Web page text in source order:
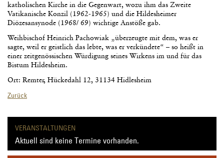
katholischen Kirche in die Gegenwart, wozu ihm das Zweite
Vatikanische Konzil (1962-1965) und die Hildesheimer
Diözesansynode (1968/ 69) wichtige Anstöße gab.
Weihbischof Heinrich Pachowiak „überzeugte mit dem, was er
sagte, weil er geistlich das lebte, was er verkündete“ – so heißt in
einer zeitgenössischen Würdigung seines Wirkens im und für das
Bistum Hildesheim.
Ort: Remter, Hückedahl 12, 31134 Hidlesheim
Zurück
VERANSTALTUNGEN
Aktuell sind keine Termine vorhanden.